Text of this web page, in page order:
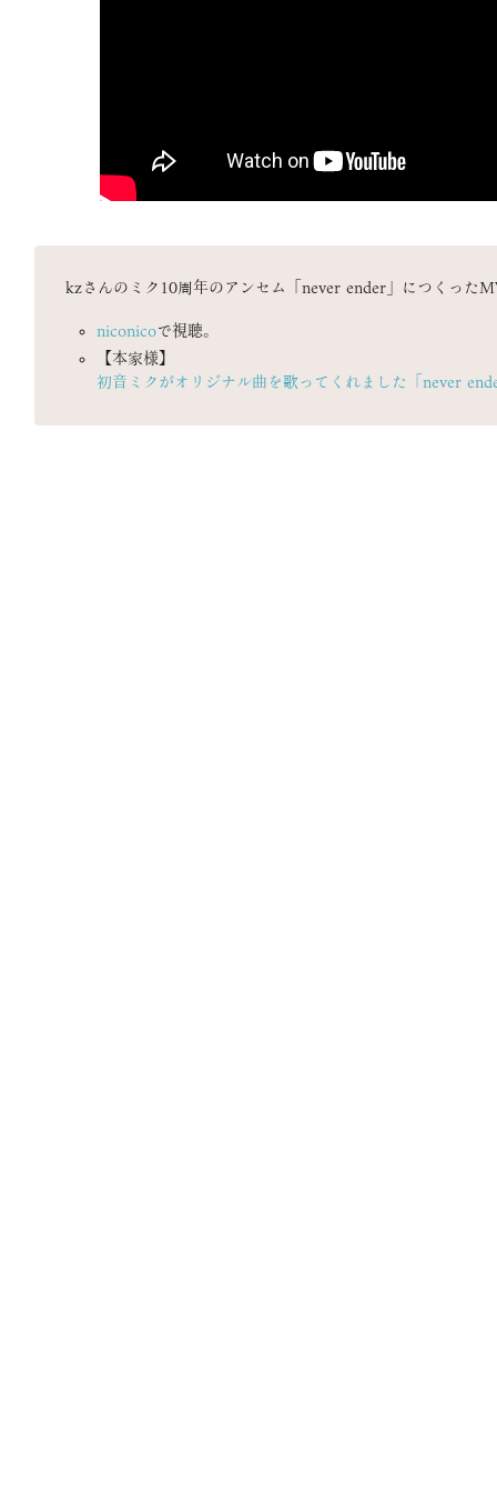
kzさんのミク10周年のアンセム「never ender」につくった
niconicoで視聴。
【本家様】
初音ミクがオリジナル曲を歌ってくれました「never